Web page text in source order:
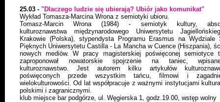
25.03 - "Dlaczego ludzie się ubierają? Ubiór jako komunikat"
Wykład Tomasza-Marcina Wrona z semiotyki ubioru.
Tomasz-Marcin Wrona (1984) - semiotyk kultury,
kulturoznawstwa międzynarodowego Uniwersytetu
Krakowie (Polska), stypendysta Programu Erasmus na Wydziale
Pięknych Uniwersytetu Castilla - La Mancha w Cuence (Hiszpania),
nowych mediów. W pracy magisterskiej poświęconej semiotyce
zaproponował nowatorskie spojrzenie na taniec,
kulturoznawstwo. Jest autorem kilku artykułów
poświęconych przede wszystkim tańcu, filmowi i
wielokulturowości. Od lat współpracuje z ważnymi instytucjami
polskimi i zagranicznymi.
klub miejsce bar podgórze, ul. Węgierska 1, godz.19.00, wstęp wolny